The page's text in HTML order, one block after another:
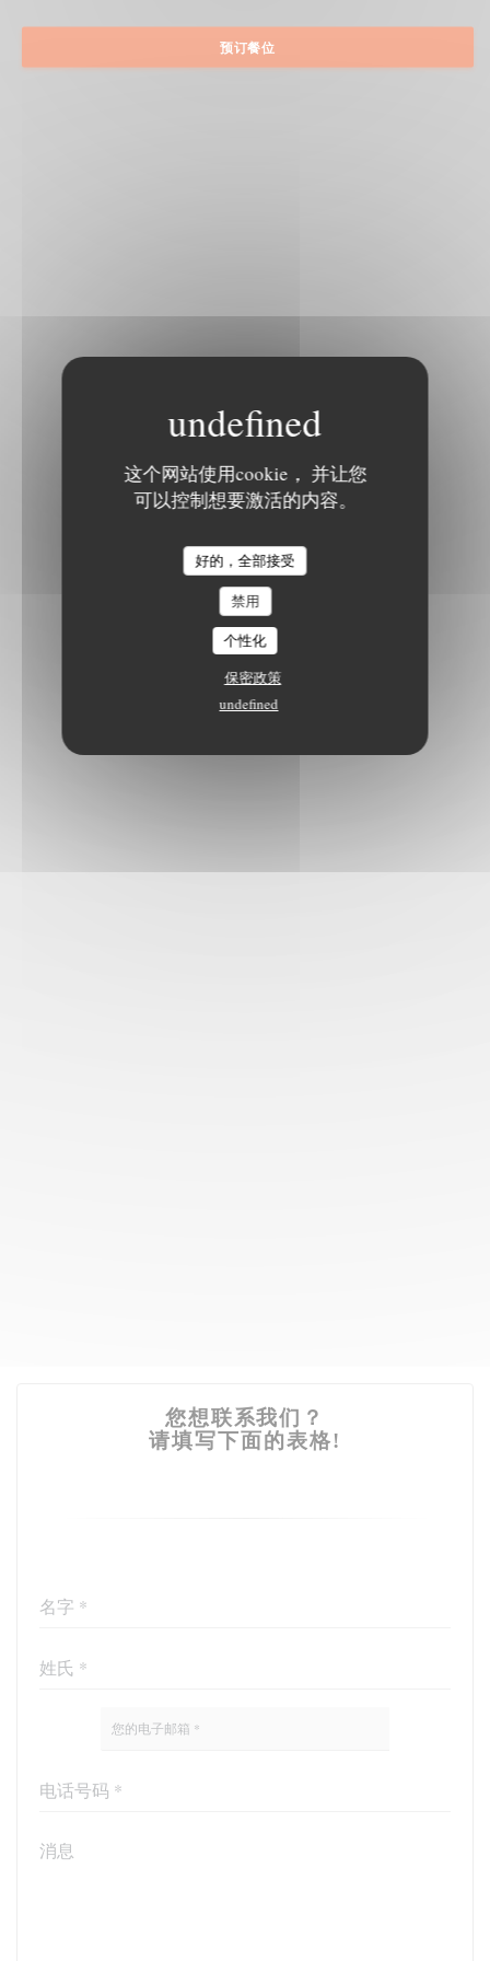
这个网站使用cookie， 并让您
可以控制想要激活的内容。
好的，全部接受
禁用
个性化
保密政策
undefined
预订餐位
您想联系我们？
请填写下面的表格!